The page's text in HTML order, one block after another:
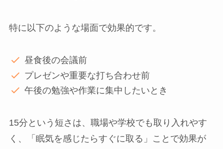
特に以下のような場面で効果的です。
昼食後の会議前
プレゼンや重要な打ち合わせ前
午後の勉強や作業に集中したいとき
15分という短さは、職場や学校でも取り入れやす
く、「眠気を感じたらすぐに取る」ことで効果が